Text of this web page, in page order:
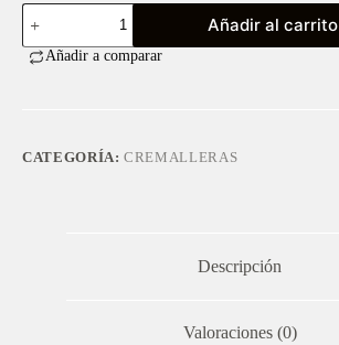
Cremallera
(L)
1,50MT
Estandar
Añadir al carrito
Añadir a comparar
CATEGORÍA:CREMALLERAS
Descripción
Valoraciones (0)